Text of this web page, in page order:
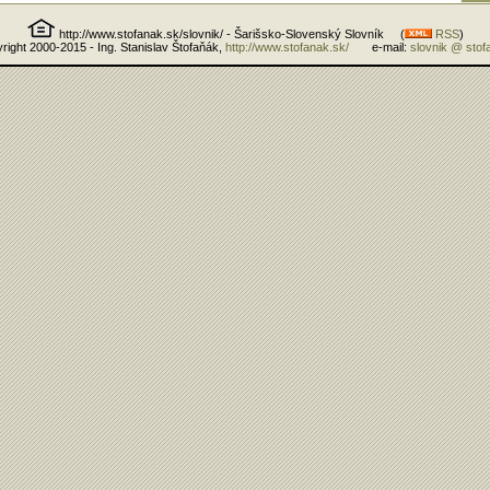
http://www.stofanak.sk/slovnik/ - Šarišsko-Slovenský Slovník ( RSS)
2000-2015 - Ing. Stanislav Štofaňák,
http://www.stofanak.sk/e-mail: slovnik @